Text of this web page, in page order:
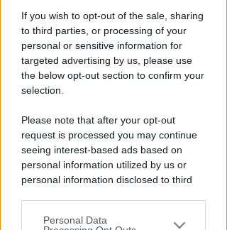
If you wish to opt-out of the sale, sharing
to third parties, or processing of your
personal or sensitive information for
targeted advertising by us, please use
the below opt-out section to confirm your
selection.
Please note that after your opt-out
request is processed you may continue
seeing interest-based ads based on
personal information utilized by us or
personal information disclosed to third
You may separately opt-out of the further
Personal Data
DOPO I RECENTI EPISODI
Sicurezza a Riccione. Il M5S:
serve confronto politico serio e
diRedazione